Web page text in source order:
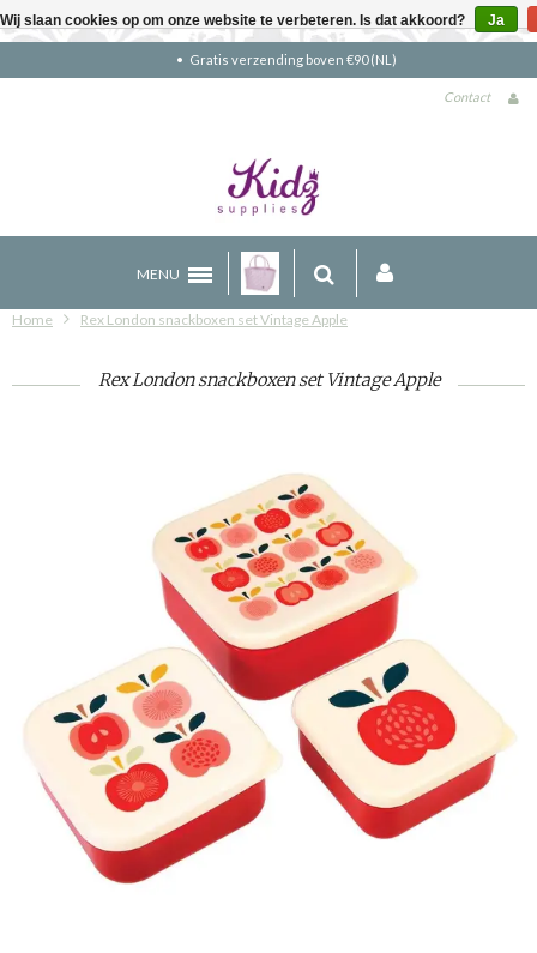
Gratis verzending boven €90 (NL)
Contact
MENU
Home Rex London snackboxen set Vintage Apple
Rex London snackboxen set Vintage Apple
Wij slaan cookies op om onze website te verbeteren. Is dat akkoord? Ja